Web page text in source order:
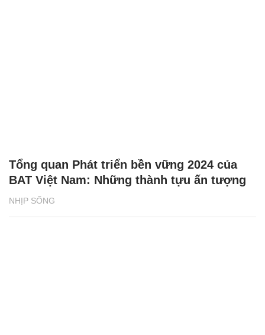
NHỊP SỐNG
Tổng quan Phát triển bền vững 2024 của
BAT Việt Nam: Những thành tựu ấn tượng